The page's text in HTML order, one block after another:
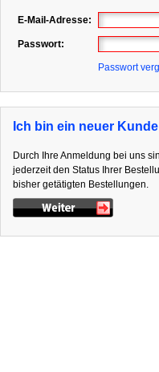
E-Mail-Adresse:
Passwort:
Passwort
Ich bin ein neuer Kunde
Durch Ihre Anmeldung bei uns
jederzeit den Status Ihrer
bisher getätigten Bestellungen.